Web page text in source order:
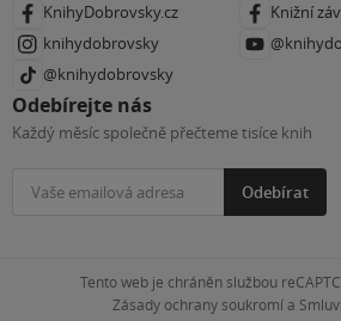
KnihyDobrovsky.cz
Knižní
knihydobrovsky
@knihydobrovsky
Odebírejte nás
Každý měsíc společně přečteme tisíce knih
Odebírat
Tento web je chráněn službou
Zásady ochrany soukromía